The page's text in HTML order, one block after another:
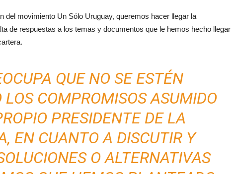
del movimiento Un Sólo Uruguay, queremos hacer llegar la
de respuestas a los temas y documentos que le hemos hecho llegar
QUE NO SE ESTÉN
COMPROMISOS ASUMIDO
PRESIDENTE DE LA
EN CUANTO A DISCUTIR Y
O ALTERNATIVAS